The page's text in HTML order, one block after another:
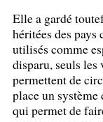
Elle a gardé
héritées des
utilisés comme
disparu, seuls les
permettent de
place un
qui permet de